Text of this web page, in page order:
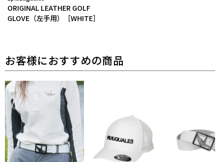
別布2 : ポリエステル100%
ORIGINAL LEATHER GOLF
GLOVE（左手用）［WHITE］